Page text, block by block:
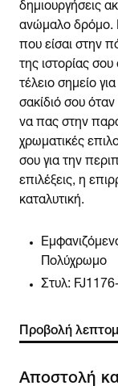
δημιουργήσεις
ανώμαλο δρόμο.
που είσαι στην
της ιστορίας
τέλειο σημείο
σακίδιό σου
να πας στην
χρωματικές
σου για την
επιλέξεις, η
καταλυτική.
Πολύχρωμο
Στυλ:
Προβολή
Αποστολή